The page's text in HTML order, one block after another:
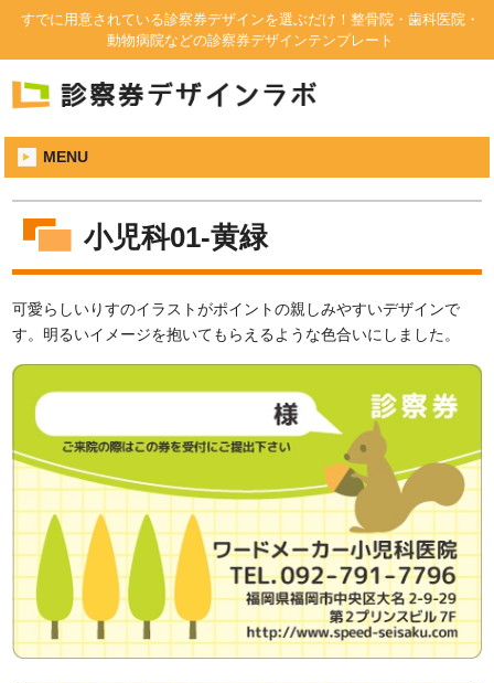
すでに用意されている診察券デザインを選ぶだけ！整骨院・歯科医院・
動物病院などの診察券デザインテンプレート
MENU
小児科01-黄緑
可愛らしいりすのイラストがポイントの親しみやすいデザインで
す。明るいイメージを抱いてもらえるような色合いにしました。